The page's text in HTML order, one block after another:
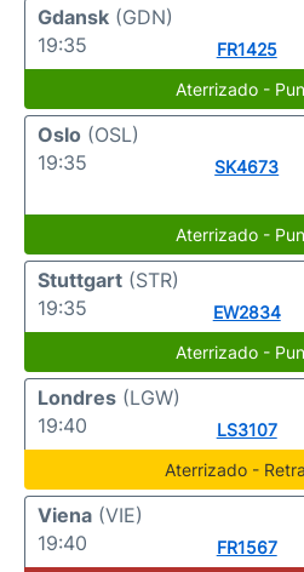
Gdansk (GDN)
19:35
FR1425
Aterrizado -
Oslo (OSL)
19:35
SK4673
Aterrizado -
Stuttgart (STR)
19:35
EW2834
Aterrizado -
Londres (LGW)
19:40
LS3107
Aterrizado -
Viena (VIE)
19:40
FR1567